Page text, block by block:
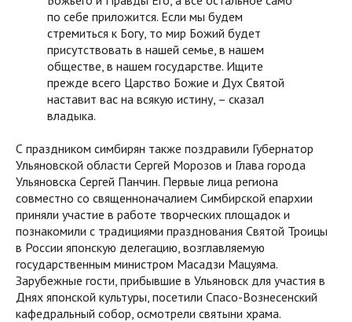
по себе приложится. Если мы будем
стремиться к Богу, то мир Божий будет
присутствовать в нашей семье, в нашем
обществе, в нашем государстве. Ищите
прежде всего Царство Божие и Дух Святой
наставит вас на всякую истину, – сказал
владыка.
С праздником симбирян также поздравили Губернатор
Ульяновской области Сергей Морозов и Глава города
Ульяновска Сергей Панчин. Первые лица региона
совместно со священноначалием Симбирской епархии
приняли участие в работе творческих площадок и
познакомили с традициями празднования Святой Троицы
в России японскую делегацию, возглавляемую
государственным министром Масадзи Мацуяма.
Зарубежные гости, прибывшие в Ульяновск для участия в
Днях японской культуры, посетили Спасо-Вознесенский
кафедральный собор, осмотрели святыни храма.